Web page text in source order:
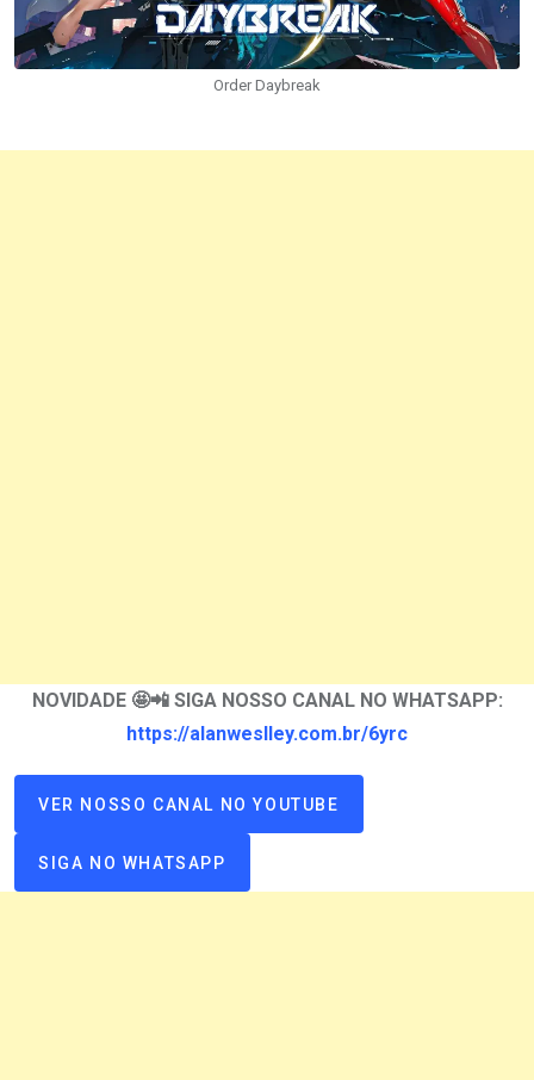
Order Daybreak
NOVIDADE 🤩📲 SIGA NOSSO CANAL NO WHATSAPP:
https://alanweslley.com.br/6yrc
VER NOSSO CANAL NO YOUTUBE
SIGA NO WHATSAPP